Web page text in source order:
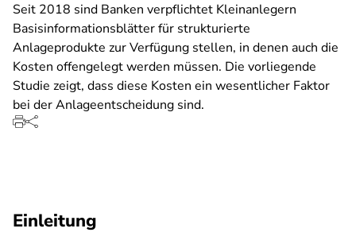
Seit 2018 sind Banken verpflichtet Kleinanlegern
Basisinformationsblätter für strukturierte
Anlageprodukte zur Verfügung stellen, in denen auch die
Kosten offengelegt werden müssen. Die vorliegende
Studie zeigt, dass diese Kosten ein wesentlicher Faktor
bei der Anlageentscheidung sind.
Einleitung